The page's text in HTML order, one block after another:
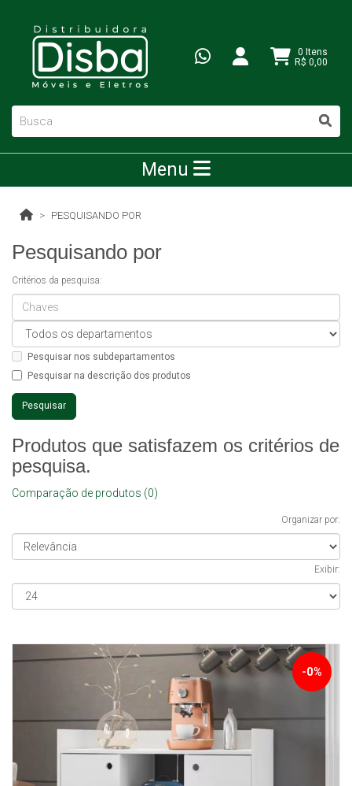
0 Itens
R$ 0,00
Menu
PESQUISANDO POR
Pesquisando por
Critérios da pesquisa:
Pesquisar nos subdepartamentos
Pesquisar na descrição dos produtos
Produtos que satisfazem os critérios de
pesquisa.
Comparação de produtos (0)
Organizar por:
Exibir:
-0%